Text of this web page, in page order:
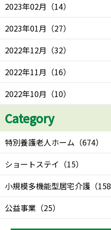
2023年02月 （14）
2023年01月 （27）
2022年12月 （32）
2022年11月 （16）
2022年10月 （10）
Category
特別養護老人ホーム （674）
ショートステイ （15）
小規模多機能型居宅介護 （158
公益事業 （25）